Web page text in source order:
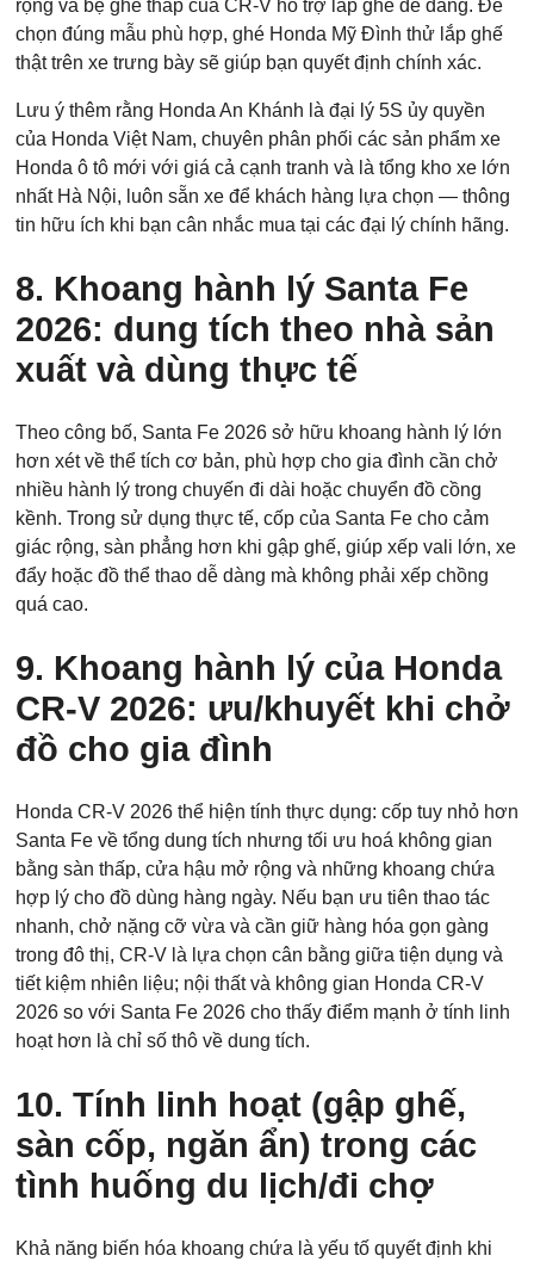
rộng và bệ ghế thấp của CR-V hỗ trợ lắp ghế dễ dàng. Để
chọn đúng mẫu phù hợp, ghé Honda Mỹ Đình thử lắp ghế
thật trên xe trưng bày sẽ giúp bạn quyết định chính xác.
Lưu ý thêm rằng Honda An Khánh là đại lý 5S ủy quyền
của Honda Việt Nam, chuyên phân phối các sản phẩm xe
Honda ô tô mới với giá cả cạnh tranh và là tổng kho xe lớn
nhất Hà Nội, luôn sẵn xe để khách hàng lựa chọn — thông
tin hữu ích khi bạn cân nhắc mua tại các đại lý chính hãng.
8. Khoang hành lý Santa Fe
2026: dung tích theo nhà sản
xuất và dùng thực tế
Theo công bố, Santa Fe 2026 sở hữu khoang hành lý lớn
hơn xét về thể tích cơ bản, phù hợp cho gia đình cần chở
nhiều hành lý trong chuyến đi dài hoặc chuyển đồ cồng
kềnh. Trong sử dụng thực tế, cốp của Santa Fe cho cảm
giác rộng, sàn phẳng hơn khi gập ghế, giúp xếp vali lớn, xe
đẩy hoặc đồ thể thao dễ dàng mà không phải xếp chồng
quá cao.
9. Khoang hành lý của Honda
CR-V 2026: ưu/khuyết khi chở
đồ cho gia đình
Honda CR-V 2026 thể hiện tính thực dụng: cốp tuy nhỏ hơn
Santa Fe về tổng dung tích nhưng tối ưu hoá không gian
bằng sàn thấp, cửa hậu mở rộng và những khoang chứa
hợp lý cho đồ dùng hàng ngày. Nếu bạn ưu tiên thao tác
nhanh, chở nặng cỡ vừa và cần giữ hàng hóa gọn gàng
trong đô thị, CR-V là lựa chọn cân bằng giữa tiện dụng và
tiết kiệm nhiên liệu; nội thất và không gian Honda CR-V
2026 so với Santa Fe 2026 cho thấy điểm mạnh ở tính linh
hoạt hơn là chỉ số thô về dung tích.
10. Tính linh hoạt (gập ghế,
sàn cốp, ngăn ẩn) trong các
tình huống du lịch/đi chợ
Khả năng biến hóa khoang chứa là yếu tố quyết định khi
Điện thoại di động*
10 của 10 Ký tự còn lại